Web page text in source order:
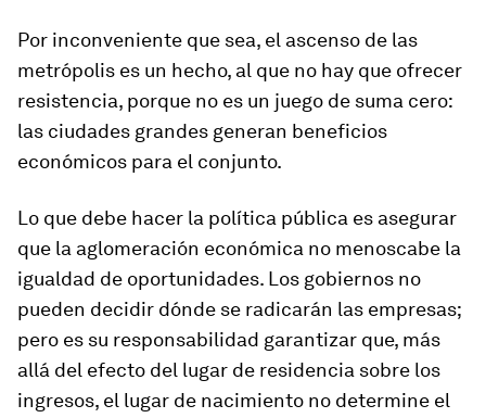
Por inconveniente que sea, el ascenso de las
metrópolis es un hecho, al que no hay que ofrecer
resistencia, porque no es un juego de suma cero:
las ciudades grandes generan beneficios
económicos para el conjunto.
Lo que debe hacer la política pública es asegurar
que la aglomeración económica no menoscabe la
igualdad de oportunidades. Los gobiernos no
pueden decidir dónde se radicarán las empresas;
pero es su responsabilidad garantizar que, más
allá del efecto del lugar de residencia sobre los
ingresos, el lugar de nacimiento no determine el